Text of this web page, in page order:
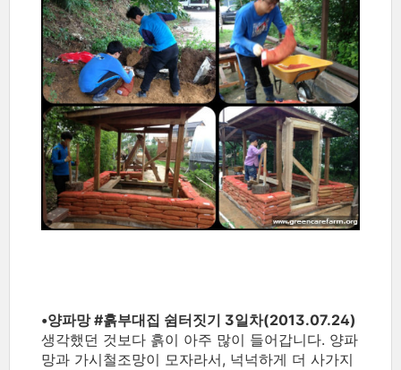
•양파망 ‪#‎흙부대집‬ 쉼터짓기 3일차(2013.07.24)
생각했던 것보다 흙이 아주 많이 들어갑니다. 양파
망과 가시철조망이 모자라서, 넉넉하게 더 사가지